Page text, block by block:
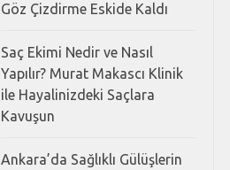
Göz Çizdirme Eskide Kaldı
Saç Ekimi Nedir ve Nasıl
Yapılır? Murat Makascı Klinik
ile Hayalinizdeki Saçlara
Kavuşun
Ankara’da Sağlıklı Gülüşlerin